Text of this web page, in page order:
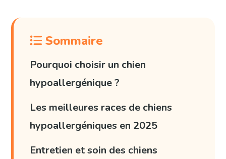
Sommaire
Pourquoi choisir un chien
hypoallergénique ?
Les meilleures races de chiens
hypoallergéniques en 2025
Entretien et soin des chiens